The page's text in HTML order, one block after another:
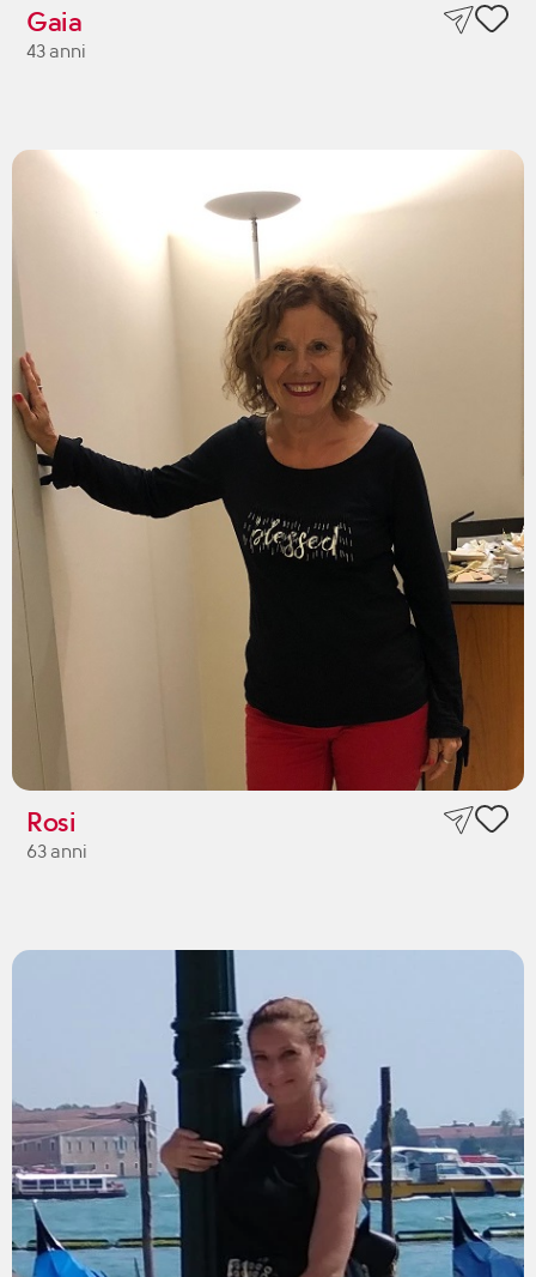
Gaia
43 anni
Rosi
63 anni